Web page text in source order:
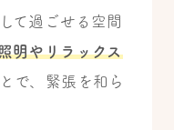
て過ごせる空間
明やリラックス
で、緊張を和ら